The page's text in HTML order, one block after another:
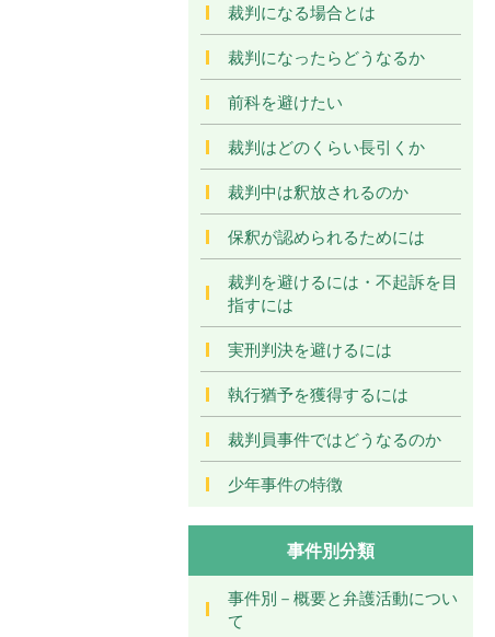
裁判になる場合とは
裁判になったらどうなるか
前科を避けたい
裁判はどのくらい長引くか
裁判中は釈放されるのか
保釈が認められるためには
裁判を避けるには・不起訴を目
指すには
実刑判決を避けるには
執行猶予を獲得するには
裁判員事件ではどうなるのか
少年事件の特徴
事件別分類
事件別－概要と弁護活動につい
て